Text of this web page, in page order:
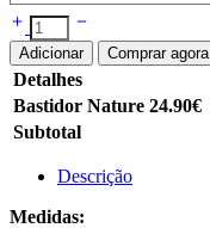
Adicionar Comprar agora
Detalhes
Bastidor Nature 24.90€
Subtotal
Descrição
Medidas: